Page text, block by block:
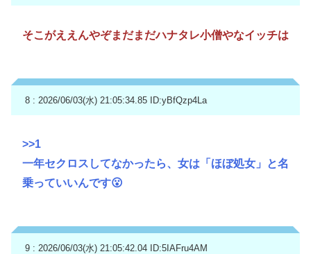
そこがええんやぞまだまだハナタレ小僧やなイッチは
8 : 2026/06/03(水) 21:05:34.85 ID:yBfQzp4La
>>1
一年セクロスしてなかったら、女は「ほぼ処女」と名
乗っていいんです😮
9 : 2026/06/03(水) 21:05:42.04 ID:5IAFru4AM